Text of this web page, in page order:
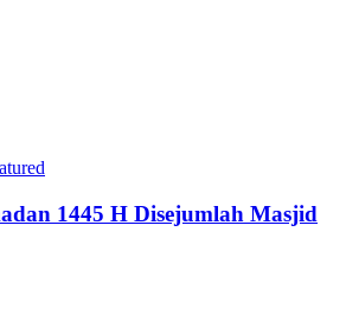
1445 H Disejumlah Masjid